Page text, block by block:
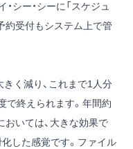
シー・シーに「スケジュ
約受付もシステム上で管
く減り、これまで1人分
で終えられます。年間約
いては、大きな効果で
した感覚です。ファイル